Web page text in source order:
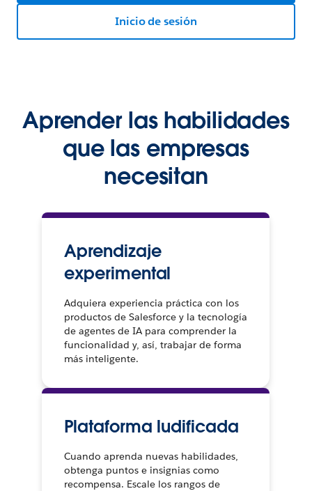
Inicio de sesión
Aprender las habilidades
que las empresas
necesitan
Aprendizaje
experimental
Adquiera experiencia práctica con los
productos de Salesforce y la tecnología
de agentes de IA para comprender la
funcionalidad y, así, trabajar de forma
más inteligente.
Plataforma ludificada
Cuando aprenda nuevas habilidades,
obtenga puntos e insignias como
recompensa. Escale los rangos de